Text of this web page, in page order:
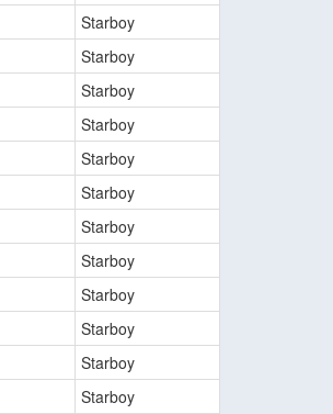
Starboy
Starboy
Starboy
Starboy
Starboy
Starboy
Starboy
Starboy
Starboy
Starboy
Starboy
Starboy